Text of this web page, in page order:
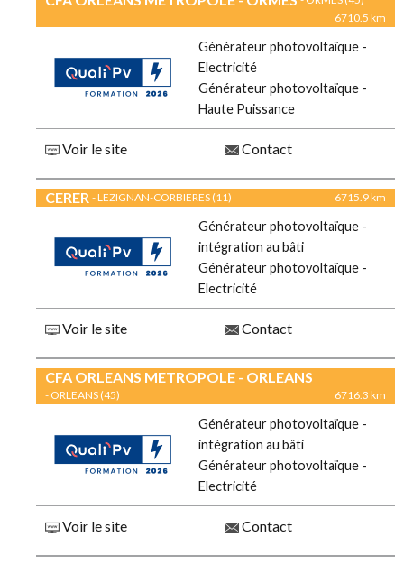
6710.5 km
Générateur photovoltaïque -
Electricité
Générateur photovoltaïque -
Haute Puissance
Voir le site Contact
CERER - LEZIGNAN-CORBIERES (11) 6715.9 km
Générateur photovoltaïque -
intégration au bâti
Générateur photovoltaïque -
Electricité
Voir le site Contact
CFA ORLEANS METROPOLE - ORLEANS
- ORLEANS (45) 6716.3 km
Générateur photovoltaïque -
intégration au bâti
Générateur photovoltaïque -
Electricité
Voir le site Contact